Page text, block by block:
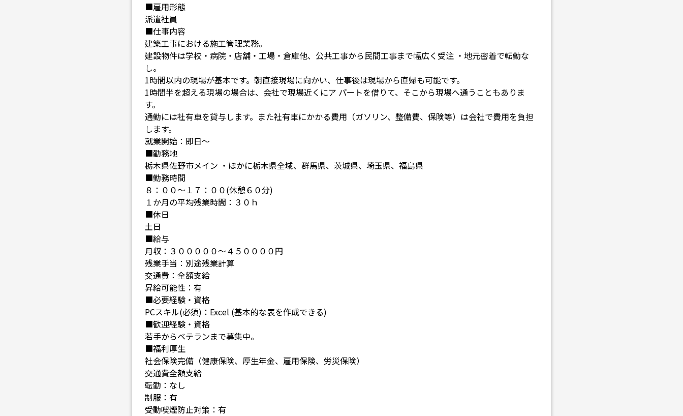
■雇用形態
派遣社員
■仕事内容
建築工事における施工管理業務。
建設物件は学校・病院・店舗・工場・倉庫他、公共工事から民間工事まで幅広く受注 ・地元密着で転勤な
し。
1時間以内の現場が基本です。朝直接現場に向かい、仕事後は現場から直帰も可能です。
1時間半を超える現場の場合は、会社で現場近くにア パートを借りて、そこから現場へ通うこともありま
す。
通勤には社有車を貸与します。また社有車にかかる費用（ガソリン、整備費、保険等）は会社で費用を負担
します。
就業開始：即日～
■勤務地
栃木県佐野市メイン ・ほかに栃木県全域、群馬県、茨城県、埼玉県、福島県
■勤務時間
８：００～１７：００(休憩６０分)
１か月の平均残業時間：３０ｈ
■休日
土日
■給与
月収：３０００００～４５００００円
残業手当：別途残業計算
交通費：全額支給
昇給可能性：有
■必要経験・資格
PCスキル(必須)：Excel (基本的な表を作成できる)
■歓迎経験・資格
若手からベテランまで募集中。
■福利厚生
社会保険完備（健康保険、厚生年金、雇用保険、労災保険）
交通費全額支給
転勤：なし
制服：有
受動喫煙防止対策：有